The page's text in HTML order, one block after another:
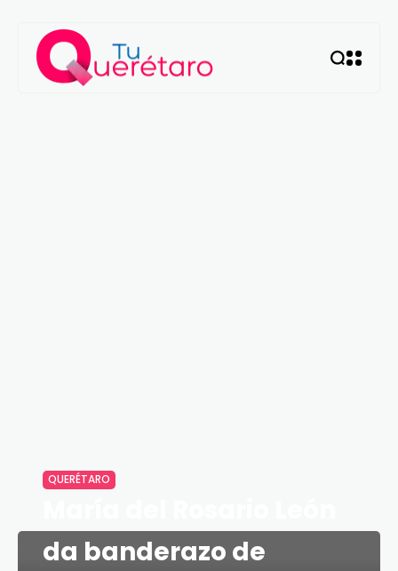
QUERÉTARO
da banderazo de